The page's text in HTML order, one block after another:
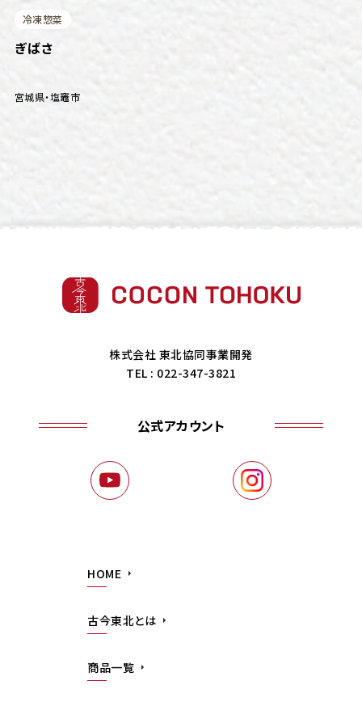
冷凍惣菜
ぎばさ
宮城県・塩竈市
株式会社 東北協同事業開発
TEL : 022-347-3821
公式アカウント
HOME
古今東北とは
商品一覧